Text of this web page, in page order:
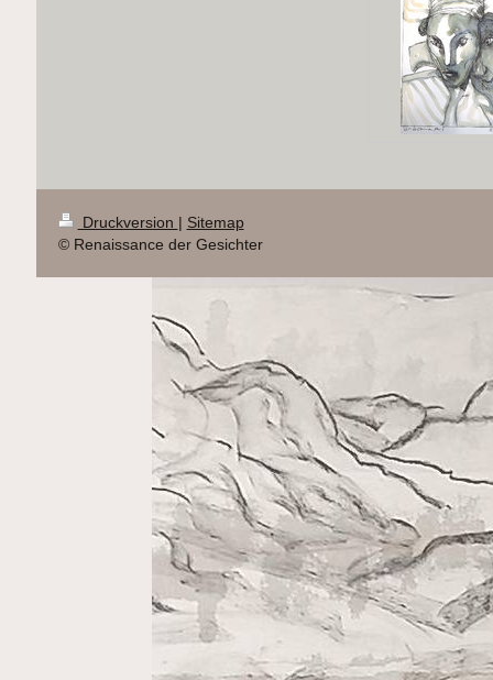
Druckversion | Sitemap
© Renaissance der Gesichter